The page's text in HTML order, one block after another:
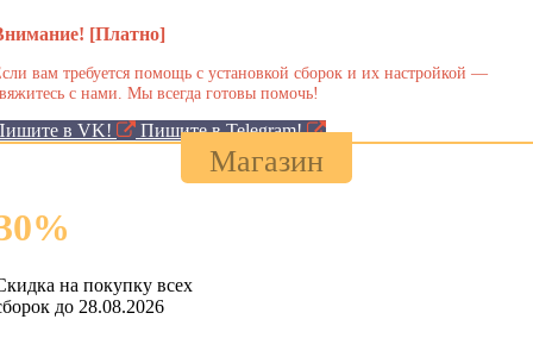
[Платно]
вам требуется помощь с установкой сборок и их настройкой —
с нами. Мы всегда готовы помочь!
в VK! Пишите в Telegram!
Магазин
%
на покупку всех
до 28.08.2026